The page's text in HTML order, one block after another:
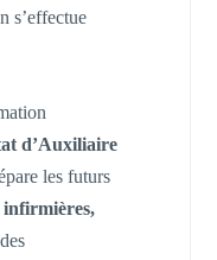
s’effectue
d’Auxiliaire
les futurs
infirmières,